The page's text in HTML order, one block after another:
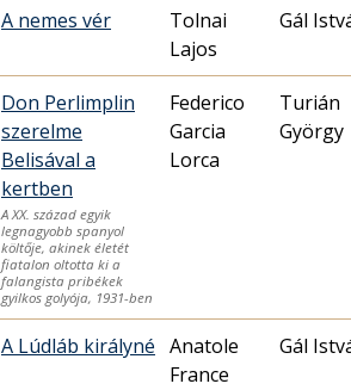
A nemes vér
Tolnai
Lajos
Gál
Don Perlimplin
szerelme
Belisával a
kertben
A XX. század egyik
legnagyobb spanyol
költője, akinek életét
fiatalon oltotta ki a
falangista pribékek
gyilkos golyója, 1931-ben
Federico
Garcia
Lorca
Turián
György
A Lúdláb királyné Anatole
France
Gál